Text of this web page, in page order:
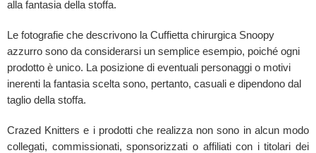
alla fantasia della stoffa.
Le fotografie che descrivono la Cuffietta chirurgica Snoopy
azzurro sono da considerarsi un semplice esempio, poiché ogni
prodotto è unico. La posizione di eventuali personaggi o motivi
inerenti la fantasia scelta sono, pertanto, casuali e dipendono dal
taglio della stoffa.
Crazed Knitters e i prodotti che realizza non sono in alcun modo
collegati, commissionati, sponsorizzati o affiliati con i titolari dei